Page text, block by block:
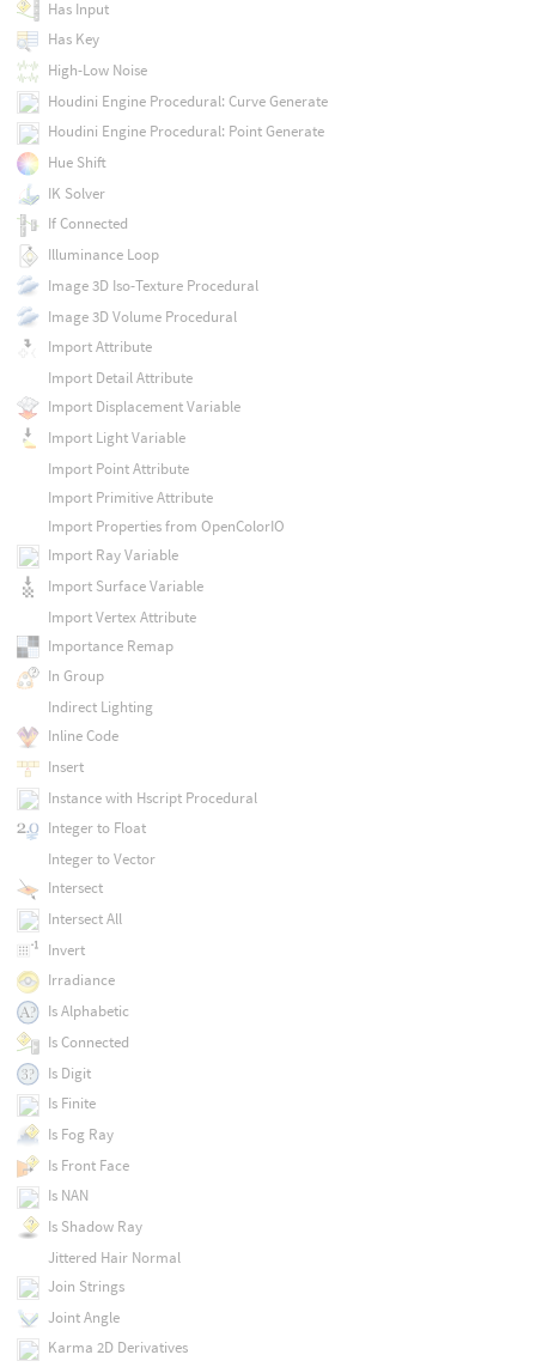
Has Input
Has Key
High-Low Noise
Houdini Engine Procedural: Curve Generate
Houdini Engine Procedural: Point Generate
Hue Shift
IK Solver
If Connected
Illuminance Loop
Image 3D Iso-Texture Procedural
Image 3D Volume Procedural
Import Attribute
Import Detail Attribute
Import Displacement Variable
Import Light Variable
Import Point Attribute
Import Primitive Attribute
Import Properties from OpenColorIO
Import Ray Variable
Import Surface Variable
Import Vertex Attribute
Importance Remap
In Group
Indirect Lighting
Inline Code
Insert
Instance with Hscript Procedural
Integer to Float
Integer to Vector
Intersect
Intersect All
Invert
Irradiance
Is Alphabetic
Is Connected
Is Digit
Is Finite
Is Fog Ray
Is Front Face
Is NAN
Is Shadow Ray
Jittered Hair Normal
Join Strings
Joint Angle
Karma 2D Derivatives